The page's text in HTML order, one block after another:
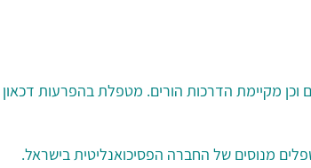
וכן מקיימת הדרכות הורים. מטפלת בהפרעות דכאון
מנוסים של החברה הפסיכואנליטית בישראל.